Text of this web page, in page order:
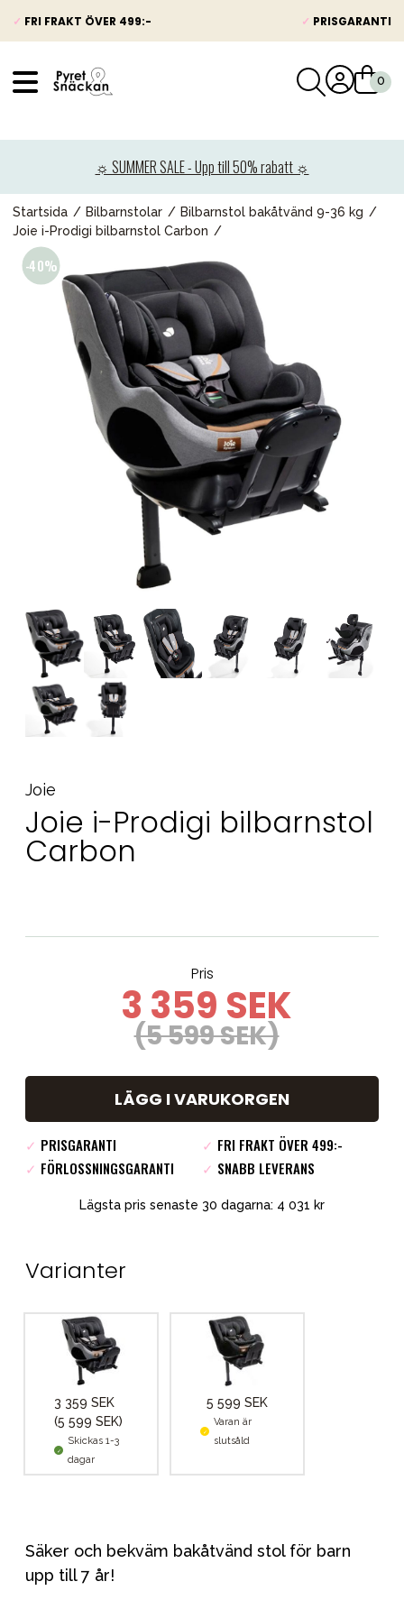
✓ FRI FRAKT ÖVER 499:- ✓ PRISGARANTI
☼ SUMMER SALE - Upp till 50% rabatt ☼
Startsida Bilbarnstolar
Bilbarnstol bakåtvänd 9-36 kg
Joie i-Prodigi bilbarnstol Carbon
Joie
Joie i-Prodigi bilbarnstol
Carbon
Pris
3 359 SEK
(5 599 SEK)
LÄGG I VARUKORGEN
✓ PRISGARANTI ✓ FRI FRAKT ÖVER 499:-
✓ FÖRLOSSNINGSGARANTI ✓ SNABB LEVERANS
Lägsta pris senaste 30 dagarna: 4 031 kr
Varianter
3 359 SEK
(5 599 SEK)
Skickas 1-3
dagar
5 599 SEK
Varan är
slutsåld
Säker och bekväm bakåtvänd stol för barn
upp till 7 år!
Barnvagnar
Bilbarnstolar
Barn & Baby
Leksaker
Förälder
Möbler & bädd
Tillbehör
Reservdelar
Kampanjer
Presenttips
Våra favoriter
Varumärken
Sol och bad Outlet
Guider
Kontakta oss